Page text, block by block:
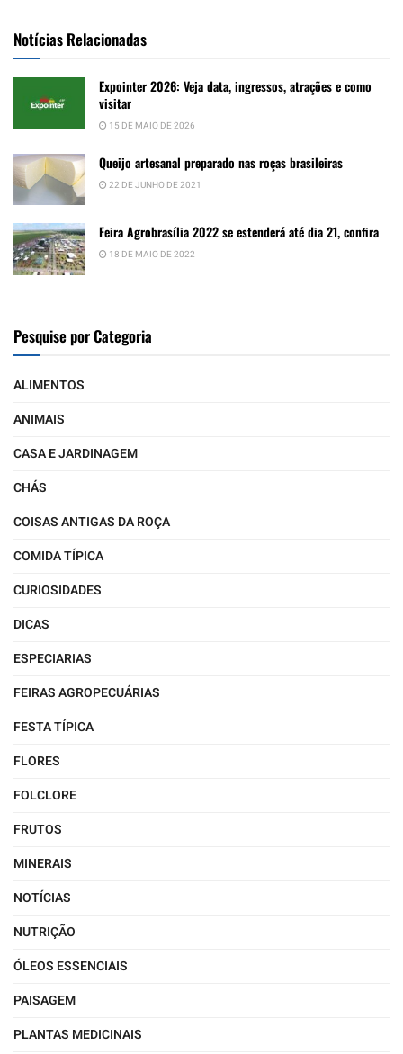
Notícias Relacionadas
Expointer 2026: Veja data, ingressos, atrações e como
visitar
15 DE MAIO DE 2026
Queijo artesanal preparado nas roças brasileiras
22 DE JUNHO DE 2021
Feira Agrobrasília 2022 se estenderá até dia 21, confira
18 DE MAIO DE 2022
Pesquise por Categoria
ALIMENTOS
ANIMAIS
CASA E JARDINAGEM
CHÁS
COISAS ANTIGAS DA ROÇA
COMIDA TÍPICA
CURIOSIDADES
DICAS
ESPECIARIAS
FEIRAS AGROPECUÁRIAS
FESTA TÍPICA
FLORES
FOLCLORE
FRUTOS
MINERAIS
NOTÍCIAS
NUTRIÇÃO
ÓLEOS ESSENCIAIS
PAISAGEM
PLANTAS MEDICINAIS